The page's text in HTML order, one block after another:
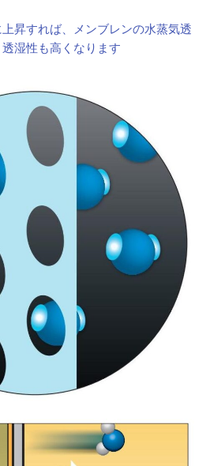
昇すれば、メンブレンの水蒸気透
湿性も高くなります